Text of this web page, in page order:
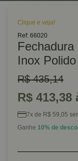
Clique e veja!
Ref: 66020
Inox
R$ 435,14
R$ 413,38
7x de R$ 59,05
Ganhe 10% de